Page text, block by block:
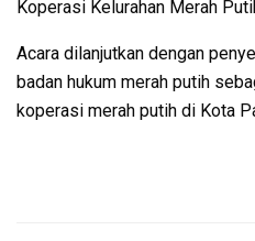
Koperasi Kelurahan Merah
Acara dilanjutkan dengan
badan hukum merah putih
koperasi merah putih di Kota